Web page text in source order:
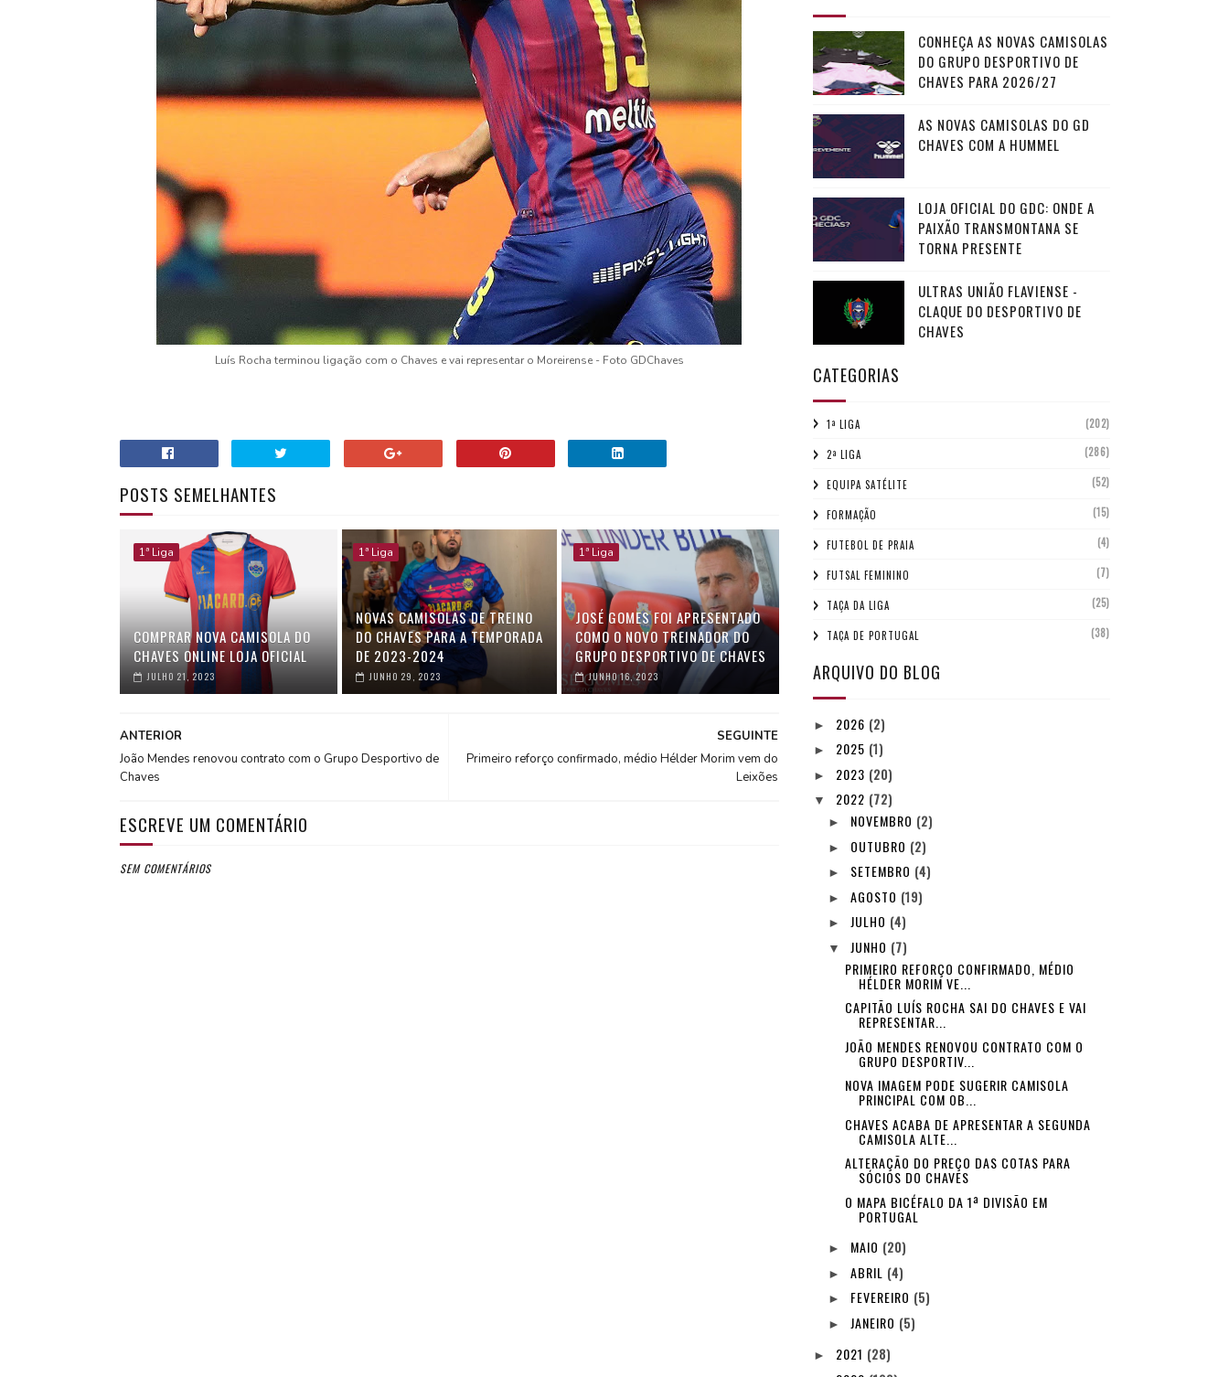
Luís Rocha terminou ligação com o Chaves e vai representar o Moreirense - Foto GDChaves
POSTS SEMELHANTES
1ª Liga
COMPRAR NOVA CAMISOLA DO
CHAVES ONLINE LOJA OFICIAL
JULHO 21, 2023
1ª Liga
NOVAS CAMISOLAS DE TREINO
DO CHAVES PARA A TEMPORADA
DE 2023-2024
JUNHO 29, 2023
1ª Liga
JOSÉ GOMES FOI APRESENTADO
COMO O NOVO TREINADOR DO
GRUPO DESPORTIVO DE CHAVES
JUNHO 16, 2023
SEGUINTE
Primeiro reforço confirmado, médio Hélder Morim vem do
Leixões
ANTERIOR
João Mendes renovou contrato com o Grupo Desportivo de
Chaves
ESCREVE UM COMENTÁRIO
SEM COMENTÁRIOS
CONHEÇA AS NOVAS CAMISOLAS
DO GRUPO DESPORTIVO DE
CHAVES PARA 2026/27
AS NOVAS CAMISOLAS DO GD
CHAVES COM A HUMMEL
LOJA OFICIAL DO GDC: ONDE A
PAIXÃO TRANSMONTANA SE
TORNA PRESENTE
ULTRAS UNIÃO FLAVIENSE -
CLAQUE DO DESPORTIVO DE
CHAVES
CATEGORIAS
1ª LIGA (202)
2ª LIGA (286)
EQUIPA SATÉLITE (52)
FORMAÇÃO (15)
FUTEBOL DE PRAIA (4)
FUTSAL FEMININO (7)
TAÇA DA LIGA (25)
TAÇA DE PORTUGAL (38)
ARQUIVO DO BLOG
► 2026 (2)
► 2025 (1)
► 2023 (20)
▼ 2022 (72)
► NOVEMBRO (2)
► OUTUBRO (2)
► SETEMBRO (4)
►AGOSTO (19)
► JULHO (4)
▼ JUNHO (7)
PRIMEIRO REFORÇO CONFIRMADO, MÉDIO
HÉLDER MORIM VE...
CAPITÃO LUÍS ROCHA SAI DO CHAVES E VAI
REPRESENTAR...
JOÃO MENDES RENOVOU CONTRATO COM O
GRUPO DESPORTIV...
NOVA IMAGEM PODE SUGERIR CAMISOLA
PRINCIPAL COM OB...
CHAVES ACABA DE APRESENTAR A SEGUNDA
CAMISOLA ALTE...
ALTERAÇÃO DO PREÇO DAS COTAS PARA
SÓCIOS DO CHAVES
O MAPA BICÉFALO DA 1ª DIVISÃO EM
PORTUGAL
► MAIO (20)
►ABRIL (4)
► FEVEREIRO (5)
► JANEIRO (5)
► 2021 (28)